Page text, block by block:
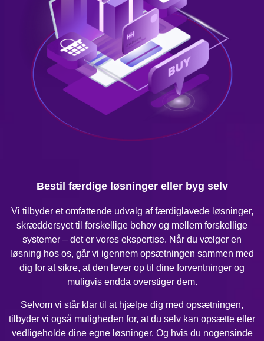
Bestil færdige løsninger eller byg selv
Vi tilbyder et omfattende udvalg af færdiglavede løsninger,
skræddersyet til forskellige behov og mellem forskellige
systemer – det er vores ekspertise. Når du vælger en
løsning hos os, går vi igennem opsætningen sammen med
dig for at sikre, at den lever op til dine forventninger og
muligvis endda overstiger dem.
Selvom vi står klar til at hjælpe dig med opsætningen,
tilbyder vi også muligheden for, at du selv kan opsætte eller
vedligeholde dine egne løsninger. Og hvis du nogensinde